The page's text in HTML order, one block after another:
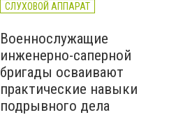
СЛУХОВОЙ АППАРАТ
Военнослужащие
инженерно-саперной
бригады осваивают
практические навыки
подрывного дела